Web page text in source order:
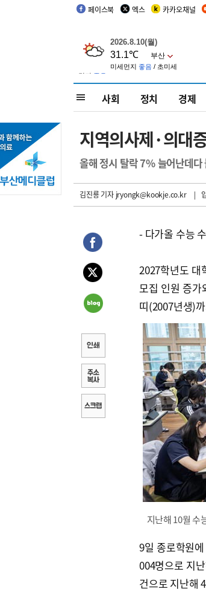
페이스북 엑스 카카오채널
사회 정치 경제
지역의사제·의대
올해 정시 탈락 7% 늘어난데
김진룡 기자jryongk@kookje.co.kr |
- 다가올 수능
2027학년도 대
모집 인원 증가
띠(2007년생)
지난해 10월 수
9일 종로학원
004명으로 지
건으로 지난해